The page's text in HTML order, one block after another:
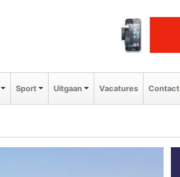
Sport Uitgaan Vacatures Contact